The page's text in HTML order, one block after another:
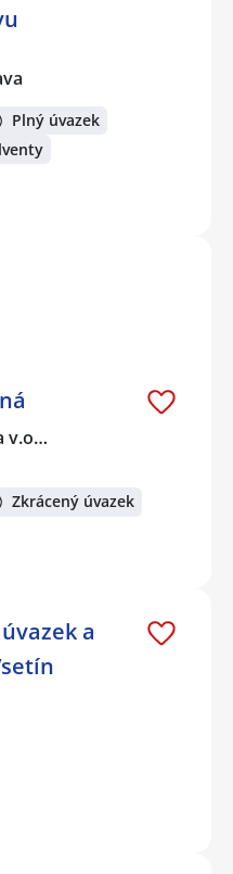
Plný úvazek
v.o…
Zkrácený úvazek
a